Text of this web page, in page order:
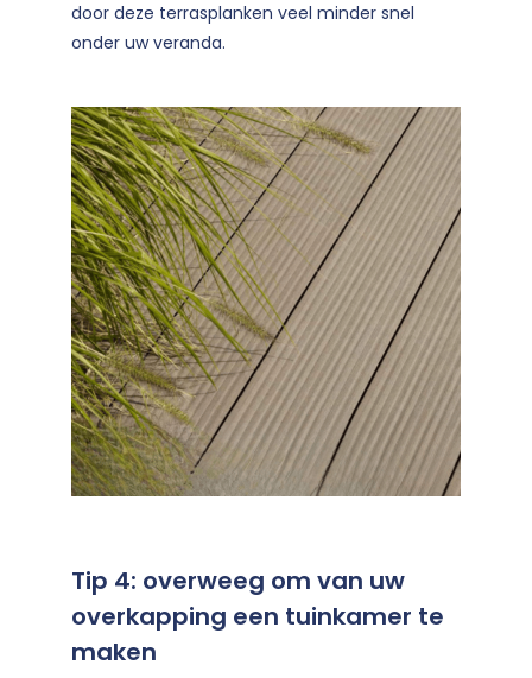
door deze terrasplanken veel minder snel
onder uw veranda.
Tip 4: overweeg om van uw
overkapping een tuinkamer te
maken